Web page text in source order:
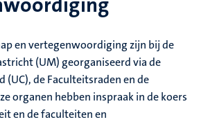
en vertegenwoordiging zijn bij de
(UM) georganiseerd via de
(UC), de Faculteitsraden en de
organen hebben inspraak in de koers
en de faculteiten en